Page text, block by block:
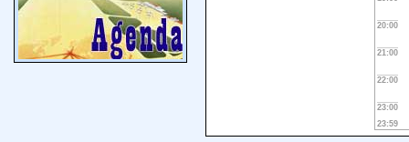
20:00
21:00
22:00
23:00
23:59